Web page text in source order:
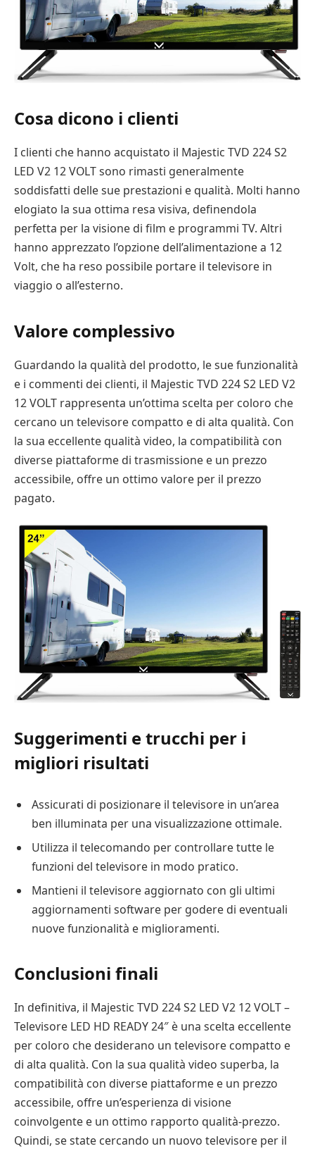
Cosa dicono i clienti
I clienti che hanno acquistato il Majestic TVD 224 S2
LED V2 12 VOLT sono rimasti generalmente
soddisfatti delle sue prestazioni e qualità. Molti hanno
elogiato la sua ottima resa visiva, definendola
perfetta per la visione di film e programmi TV. Altri
hanno apprezzato l’opzione dell’alimentazione a 12
Volt, che ha reso possibile portare il televisore in
viaggio o all’esterno.
Valore complessivo
Guardando la qualità del prodotto, le sue funzionalità
e i commenti dei clienti, il Majestic TVD 224 S2 LED V2
12 VOLT rappresenta un’ottima scelta per coloro che
cercano un televisore compatto e di alta qualità. Con
la sua eccellente qualità video, la compatibilità con
diverse piattaforme di trasmissione e un prezzo
accessibile, offre un ottimo valore per il prezzo
pagato.
Suggerimenti e trucchi per i
migliori risultati
Assicurati di posizionare il televisore in un’area
ben illuminata per una visualizzazione ottimale.
Utilizza il telecomando per controllare tutte le
funzioni del televisore in modo pratico.
Mantieni il televisore aggiornato con gli ultimi
aggiornamenti software per godere di eventuali
nuove funzionalità e miglioramenti.
Conclusioni finali
In definitiva, il Majestic TVD 224 S2 LED V2 12 VOLT –
Televisore LED HD READY 24″ è una scelta eccellente
per coloro che desiderano un televisore compatto e
di alta qualità. Con la sua qualità video superba, la
compatibilità con diverse piattaforme e un prezzo
accessibile, offre un’esperienza di visione
coinvolgente e un ottimo rapporto qualità-prezzo.
Quindi, se state cercando un nuovo televisore per il